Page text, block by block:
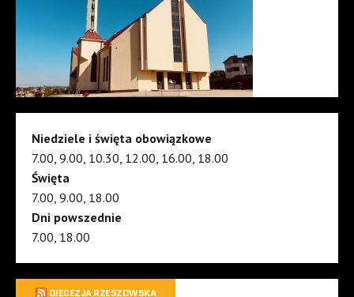
Niedziele i święta obowiązkowe
7.00, 9.00, 10.30, 12.00, 16.00, 18.00
Święta
7.00, 9.00, 18.00
Dni powszednie
7.00, 18.00
DIECEZJA RZESZOWSKA